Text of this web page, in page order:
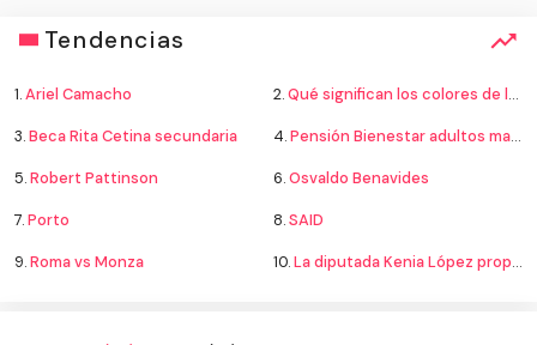
Tendencias
1.Ariel Camacho 2.Qué significan los colores de la bandera
3.Beca Rita Cetina secundaria 4.Pensión Bienestar adultos mayores
5.Robert Pattinson 6.Osvaldo Benavides
7.Porto 8.SAID
9.Roma vs Monza 10.La diputada Kenia López propone cambiar el nombre del país a México